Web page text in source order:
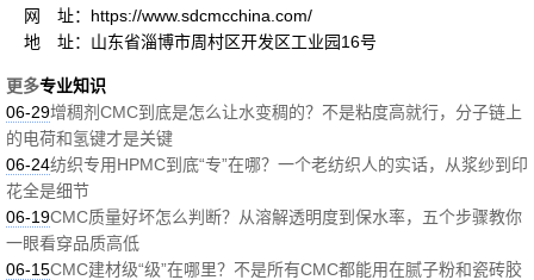
网 址：https://www.sdcmcchina.com/
地 址：山东省淄博市周村区开发区工业园16号
更多专业知识
06-29增稠剂CMC到底是怎么让水变稠的？不是粘度高就行，分子链上
的电荷和氢键才是关键
06-24纺织专用HPMC到底“专”在哪？一个老纺织人的实话，从浆纱到印
花全是细节
06-19CMC质量好坏怎么判断？从溶解透明度到保水率，五个步骤教你
一眼看穿品质高低
06-15CMC建材级“级”在哪里？不是所有CMC都能用在腻子粉和瓷砖胶